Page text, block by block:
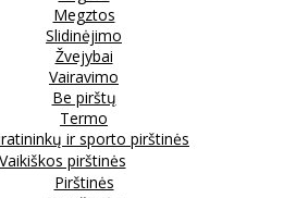
Megztos
Slidinėjimo
Žvejybai
Vairavimo
Be pirštų
Termo
ir sporto pirštinės
Vaikiškos pirštinės
Pirštinės